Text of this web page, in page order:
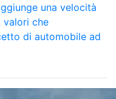
una velocità
valori che
di automobile ad